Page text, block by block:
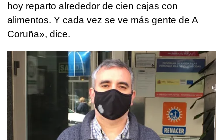
hoy reparto alrededor de cien cajas con
alimentos. Y cada vez se ve más gente de A
Coruña», dice.